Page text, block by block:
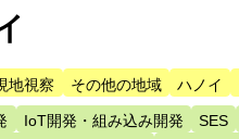
地視察 その他の地域 ハノイ
IoT開発・組み込み開発 SES